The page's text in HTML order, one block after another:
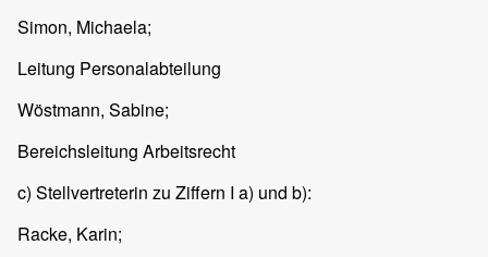
Simon, Michaela;
Leitung Personalabteilung
Wöstmann, Sabine;
Bereichsleitung Arbeitsrecht
c) Stellvertreterin zu Ziffern I a) und b):
Racke, Karin;